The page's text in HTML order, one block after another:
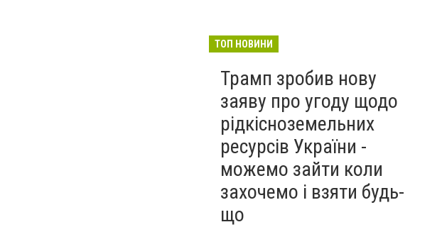
ракетну атаку Ірану та
29 липня
ТОП НОВИНИ
Трамп зробив нову
заяву про угоду щодо
рідкісноземельних
ресурсів України -
можемо зайти коли
захочемо і взяти будь-
що